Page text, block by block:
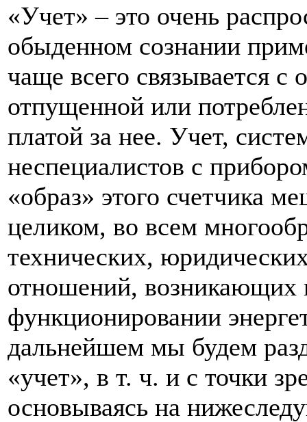
«Учет» – это очень
обыденном сознании
чаще всего связывается с
отпущенной или
платой за нее. Учет,
неспециалистов с
«образ» этого счетчика
целиком, во всем
технических,
отношений, возникающих
функционировании
дальнейшем мы будем
«учет», в т. ч. и с точки
основываясь на